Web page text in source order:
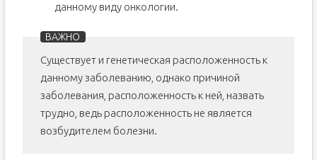
данному виду онкологии.
Существует и генетическая расположенность к
данному заболеванию, однако причиной
заболевания, расположенность к ней, назвать
трудно, ведь расположенность не является
возбудителем болезни.